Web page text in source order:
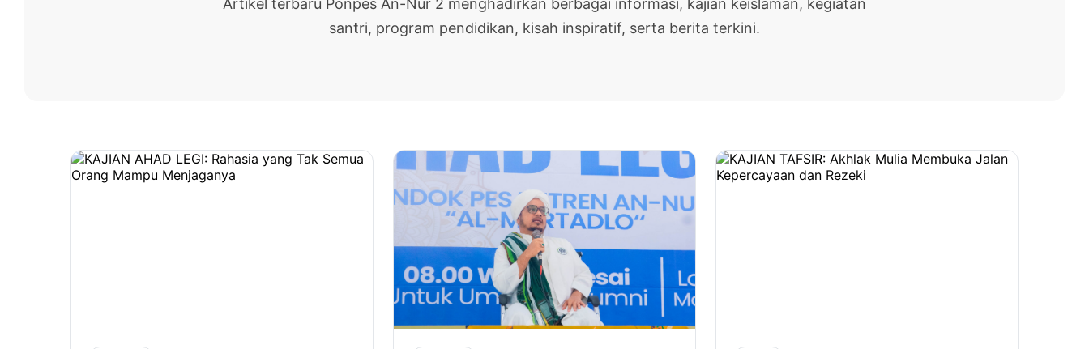
Artikel terbaru Ponpes An-Nur 2 menghadirkan berbagai informasi, kajian keislaman, kegiatan
santri, program pendidikan, kisah inspiratif, serta berita terkini.